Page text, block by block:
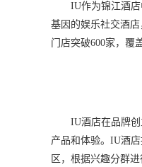
IU作为锦江酒
基因的娱乐社交酒
门店突破600家，覆
IU酒店在品牌
产品和体验。IU酒
区，根据兴趣分群进